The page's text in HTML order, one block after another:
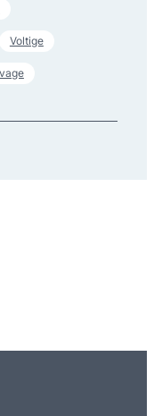
Voltige